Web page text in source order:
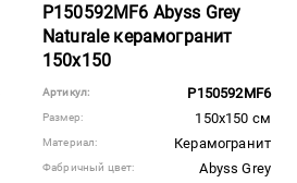
P150592MF6 Abyss Grey
Naturale керамогранит
150x150
Артикул: P150592MF6
Размер: 150x150 см
Материал: Керамогранит
Фабричный цвет: Abyss Grey